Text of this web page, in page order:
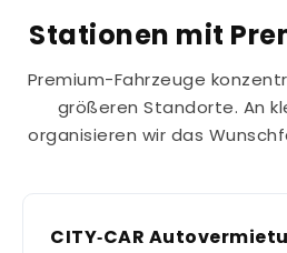
Stationen mit
Premium-Fahrzeuge
größeren Standorte. An
organisieren wir das
CITY‑CAR